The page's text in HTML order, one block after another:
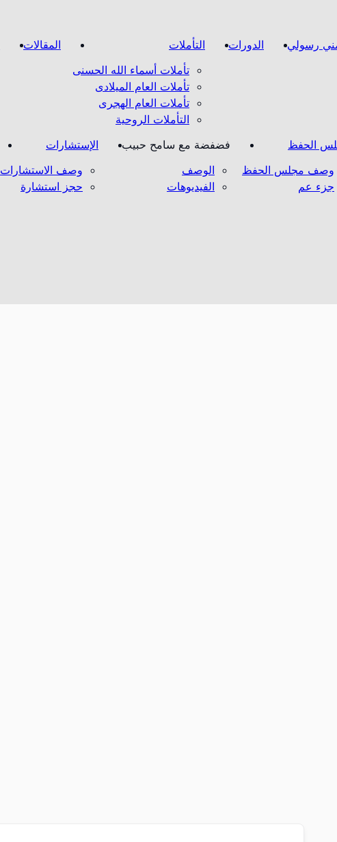
رسولي
الدورات
التأملات
تأملات أسماء الله الحسنى
تأملات العام الميلادى
تأملات العام الهجرى
التأملات الروحية
المقالات
الحفظ
وصف مجلس الحفظ
جزء عم
فضفضة مع سامح حبيب
الوصف
الفيديوهات
الإستشارات
وصف الاستشارات
حجز استشارة